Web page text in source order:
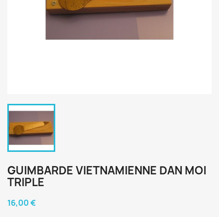
GUIMBARDE VIETNAMIENNE DAN MOI
TRIPLE
16,00 €